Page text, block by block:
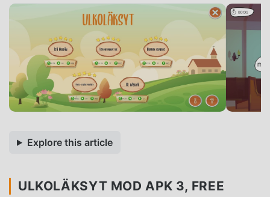
Explore this article
ULKOLÄKSYT MOD APK 3, FREE